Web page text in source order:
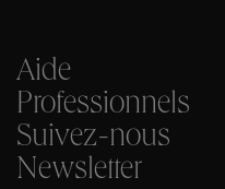
Aide
Professionnels
Suivez-nous
Newsletter